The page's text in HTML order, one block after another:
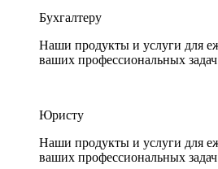
Бухгалтеру
Наши продукты и услуги для
ваших профессиональных
Юристу
Наши продукты и услуги для
ваших профессиональных